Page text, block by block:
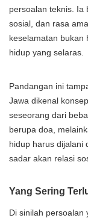
persoalan teknis. Ia
sosial, dan rasa
keselamatan bukan
hidup yang selaras.
Pandangan ini
Jawa dikenal
seseorang dari
berupa doa,
hidup harus dijalani
sadar akan relasi
Yang Sering
Di sinilah persoalan